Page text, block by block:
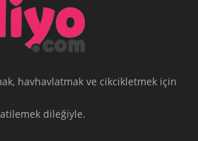
havhavlatmak ve cikcikletmek için
dileğiyle.